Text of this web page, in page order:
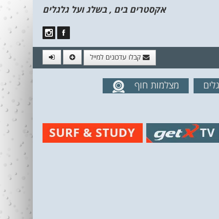
אקסטרים בים , בשלג ועל גלגלים
קבלו עדכונים למייל
מהאתרמצלמות חוף